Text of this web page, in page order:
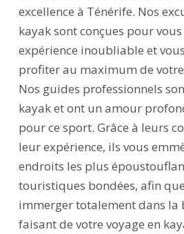
excellence à Ténérife. Nos
kayak sont conçues pour
expérience inoubliable et
profiter au maximum de
Nos guides professionnels
kayak et ont un amour
pour ce sport. Grâce à leurs
leur expérience, ils vous
endroits les plus
touristiques bondées, afin
immerger totalement dans la
faisant de votre voyage en